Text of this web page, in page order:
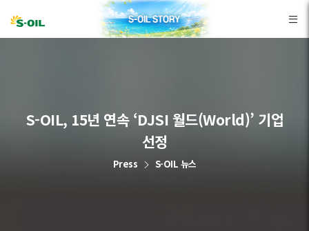
S-OIL, 15년 연속 ‘DJSI 월드(World)’ 기업
선정
Press S-OIL 뉴스